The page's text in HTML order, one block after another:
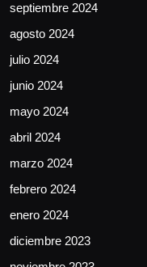
septiembre 2024
agosto 2024
julio 2024
junio 2024
mayo 2024
abril 2024
marzo 2024
febrero 2024
enero 2024
diciembre 2023